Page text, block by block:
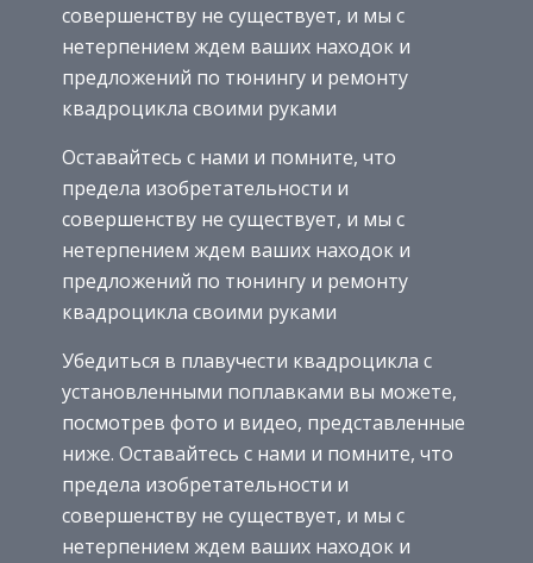
совершенству не существует, и мы с
нетерпением ждем ваших находок и
предложений по тюнингу и ремонту
квадроцикла своими руками
Оставайтесь с нами и помните, что
предела изобретательности и
совершенству не существует, и мы с
нетерпением ждем ваших находок и
предложений по тюнингу и ремонту
квадроцикла своими руками
Убедиться в плавучести квадроцикла с
установленными поплавками вы можете,
посмотрев фото и видео, представленные
ниже. Оставайтесь с нами и помните, что
предела изобретательности и
совершенству не существует, и мы с
нетерпением ждем ваших находок и